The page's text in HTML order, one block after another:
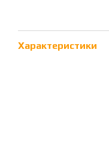
Характеристики